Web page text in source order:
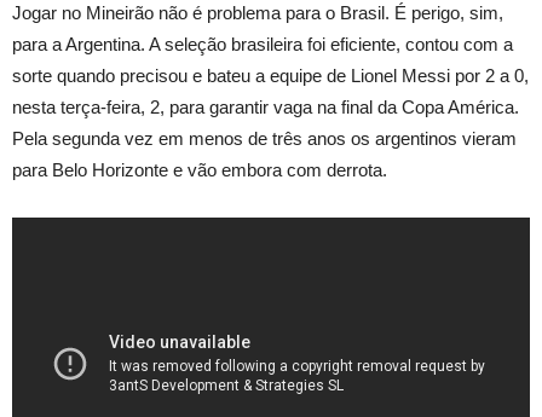
Jogar no Mineirão não é problema para o Brasil. É perigo, sim,
para a Argentina. A seleção brasileira foi eficiente, contou com a
sorte quando precisou e bateu a equipe de Lionel Messi por 2 a 0,
nesta terça-feira, 2, para garantir vaga na final da Copa América.
Pela segunda vez em menos de três anos os argentinos vieram
para Belo Horizonte e vão embora com derrota.